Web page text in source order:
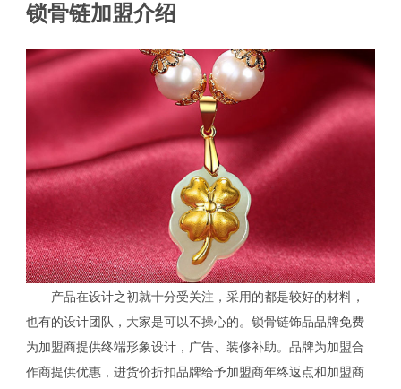
锁骨链加盟介绍
产品在设计之初就十分受关注，采用的都是较好的材料，
也有的设计团队，大家是可以不操心的。锁骨链饰品品牌免费
为加盟商提供终端形象设计，广告、装修补助。品牌为加盟合
作商提供优惠，进货价折扣品牌给予加盟商年终返点和加盟商